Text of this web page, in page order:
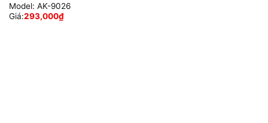
Model: AK-9026
Giá:293,000₫